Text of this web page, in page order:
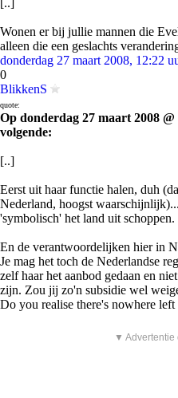
[..]
Wonen er bij jullie mannen die
alleen die een geslachts
donderdag 27 maart 2008, 12:22
0
BlikkenS
quote:
Op donderdag 27 maart 2008
volgende:
[..]
Eerst uit haar functie halen, duh
Nederland, hoogst
'symbolisch' het land uit schoppen.
En de verantwoordelijken hier in
Je mag het toch de Nederlandse
zelf haar het aanbod gedaan en
zijn. Zou jij zo'n subsidie wel
Do you realise there's nowhere left
▼ Advertentie